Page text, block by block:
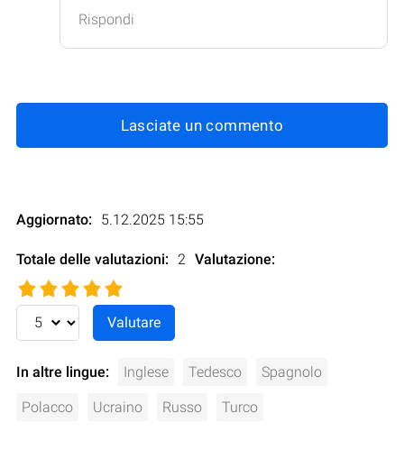
Rispondi
Lasciate un commento
Aggiornato: 5.12.2025 15:55
Totale delle valutazioni: 2 Valutazione:
In altre lingue: Inglese Tedesco Spagnolo
Polacco Ucraino Russo Turco